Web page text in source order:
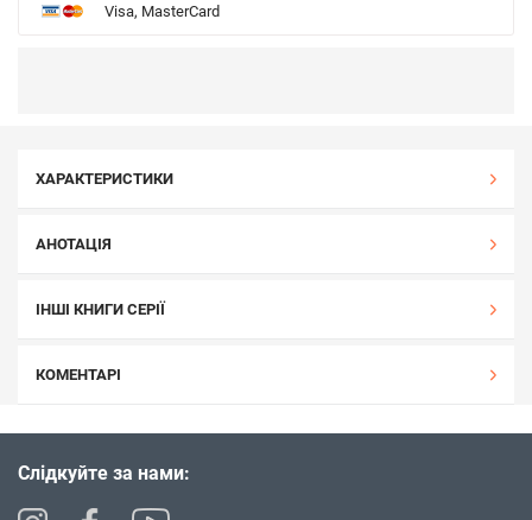
Visa, MasterCard
ХАРАКТЕРИСТИКИ
АНОТАЦІЯ
ІНШІ КНИГИ СЕРІЇ
КОМЕНТАРІ
Слідкуйте за нами: